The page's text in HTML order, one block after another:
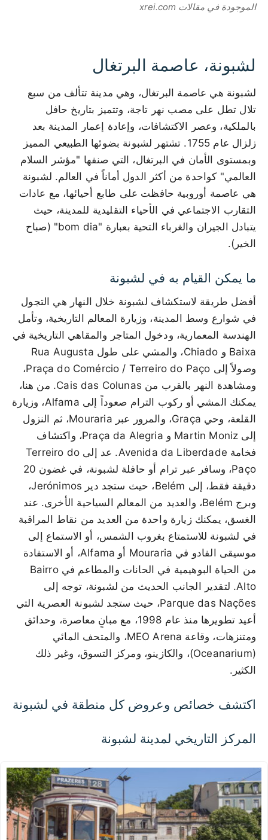
الموجودة في مقالات xrei.com
لشبونة، عاصمة البرتغال
لشبونة هي عاصمة البرتغال، وهي مدينة تتألف من سبع
تلال تطل على مصب نهر تاجة، وتتميز بتاريخ حافل
بالملكية، وعصر الاكتشافات، وإعادة إعمار المدينة بعد
زلزال عام 1755. تشتهر لشبونة بضوئها الطبيعي المميز
وبمستوى الأمان في البرتغال، التي صنفها "مؤشر السلام
العالمي" كواحدة من أكثر الدول أماناً في العالم. لشبونة
هي عاصمة أوروبية حافظت على طابع أحيائها، مع عادات
التقارب الاجتماعي في الأحياء التقليدية للمدينة، حيث
يتبادل الجيران والغرباء التحية بعبارة "bom dia" (صباح
الخير).
ما يمكن القيام به في لشبونة
أفضل طريقة لاستكشاف لشبونة خلال النهار هي التجول
في شوارع وسط المدينة، وزيارة المعالم التاريخية، وتأمل
الهندسة المعمارية، ودخول المتاجر والمقاهي التاريخية في
Baixa و Chiado، والمشي على طول Rua Augusta
وصولاً إلى Praça do Comércio / Terreiro do Paço،
ومشاهدة النهر بالقرب من Cais das Colunas. من هنا،
يمكنك المشي أو ركوب الترام صعوداً إلى Alfama، وزيارة
القلعة، وحي Graça، والمرور عبر Mouraria، ثم النزول
إلى Martin Moniz و Praça da Alegria، واكتشاف
فخامة Avenida da Liberdade. عد إلى Terreiro do
Paço، وسافر عبر ترام أو حافلة لشبونة، في غضون 20
دقيقة فقط، إلى Belém، حيث ستجد دير Jerónimos،
وبرج Belém، والعديد من المعالم السياحية الأخرى. عند
الغسق، يمكنك زيارة واحدة من العديد من نقاط المراقبة
في لشبونة للاستمتاع بغروب الشمس، أو الاستماع إلى
موسيقى الفادو في Mouraria أو Alfama، أو الاستفادة
من الحياة البوهيمية في الحانات والمطاعم في Bairro
Alto. لتقدير الجانب الحديث من لشبونة، توجه إلى
Parque das Nações، حيث ستجد لشبونة العصرية التي
أعيد تطويرها منذ عام 1998، مع مبانٍ معاصرة، وحدائق
ومتنزهات، وقاعة MEO Arena، والمتحف المائي
(Oceanarium)، والكازينو، ومركز التسوق، وغير ذلك
الكثير.
اكتشف خصائص وعروض كل منطقة في لشبونة
المركز التاريخي لمدينة لشبونة